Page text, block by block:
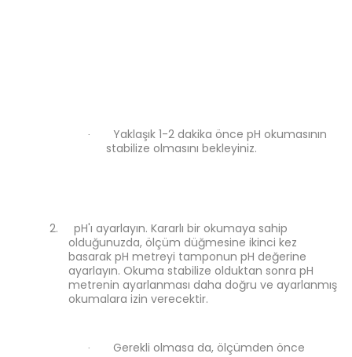
·
Yaklaşık 1-2 dakika önce pH okumasının
stabilize olmasını bekleyiniz.
2.
pH'ı ayarlayın. Kararlı bir okumaya sahip
olduğunuzda, ölçüm düğmesine ikinci kez
basarak pH metreyi tamponun pH değerine
ayarlayın. Okuma stabilize olduktan sonra pH
metrenin ayarlanması daha doğru ve ayarlanmış
okumalara izin verecektir.
·
Gerekli olmasa da, ölçümden önce